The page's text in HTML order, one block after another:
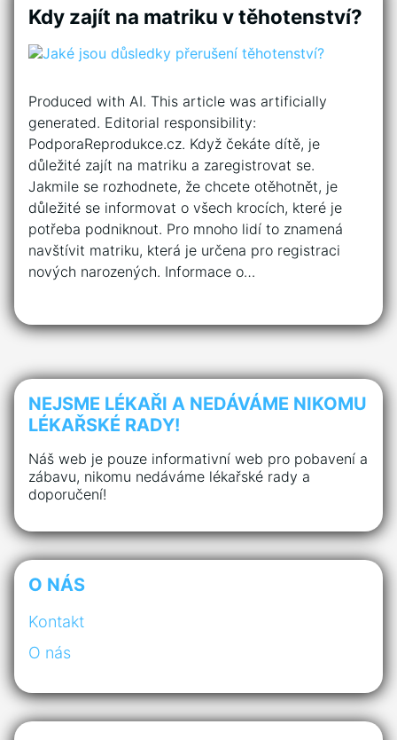
Kdy zajít na matriku v těhotenství?
Produced with AI. This article was artificially
generated. Editorial responsibility:
PodporaReprodukce.cz. Když čekáte dítě, je
důležité zajít na matriku a zaregistrovat se.
Jakmile se rozhodnete, že chcete otěhotnět, je
důležité se informovat o všech krocích, které je
potřeba podniknout. Pro mnoho lidí to znamená
navštívit matriku, která je určena pro registraci
nových narozených. Informace o…
NEJSME LÉKAŘI A NEDÁVÁME NIKOMU
LÉKAŘSKÉ RADY!
Náš web je pouze informativní web pro pobavení a
zábavu, nikomu nedáváme lékařské rady a
doporučení!
O NÁS
Kontakt
O nás